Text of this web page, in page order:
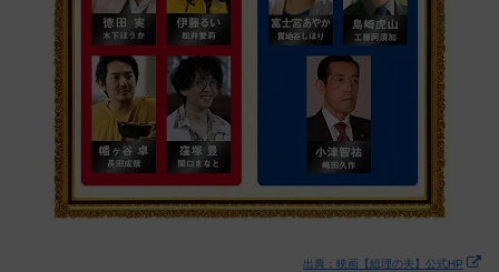
出典：映画【総理の夫】公式HP